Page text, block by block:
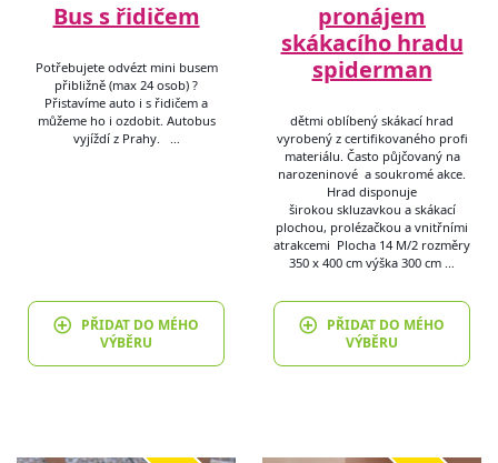
Bus s řidičem
Potřebujete odvézt mini busem
přibližně (max 24 osob) ?
Přistavíme auto i s řidičem a
můžeme ho i ozdobit. Autobus
vyjíždí z Prahy. …
PŘIDAT DO MÉHO
VÝBĚRU
pronájem
skákacího hradu
spiderman
dětmi oblíbený skákací hrad
vyrobený z certifikovaného profi
materiálu. Často půjčovaný na
narozeninové a soukromé akce.
Hrad disponuje
širokou skluzavkou a skákací
plochou, prolézačkou a vnitřními
atrakcemi Plocha 14 M/2 rozměry
350 x 400 cm výška 300 cm …
PŘIDAT DO MÉHO
VÝBĚRU